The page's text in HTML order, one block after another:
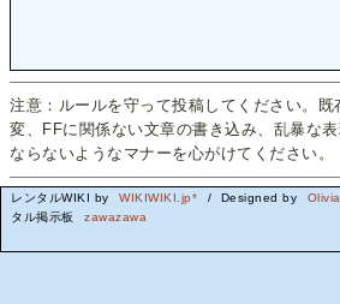
注意：ルールを守って投稿してください。
変、FFに関係ない文章の書き込み、乱暴な
ならないようなマナーを心がけてください。
レンタルWIKI by WIKIWIKI.jp* / Designed by Olivia
タル掲示板
zawazawa